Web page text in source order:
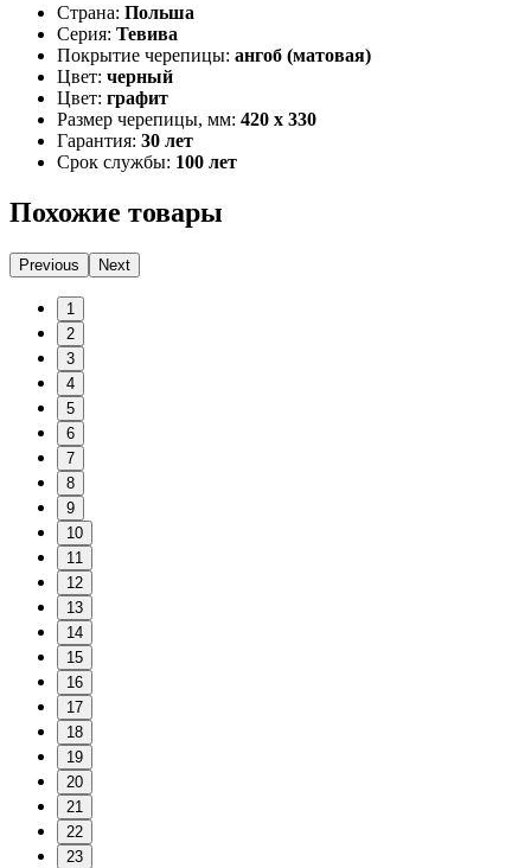
Страна: Польша
Серия: Тевива
Покрытие черепицы: ангоб (матовая)
Цвет: черный
Цвет: графит
Размер черепицы, мм: 420 x 330
Гарантия: 30 лет
Срок службы: 100 лет
Похожие товары
Previous Next
1
2
3
4
5
6
7
8
9
10
11
12
13
14
15
16
17
18
19
20
21
22
23